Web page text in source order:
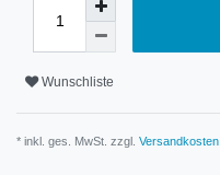
Wunschliste
* inkl. ges. MwSt. zzgl. Versandkosten